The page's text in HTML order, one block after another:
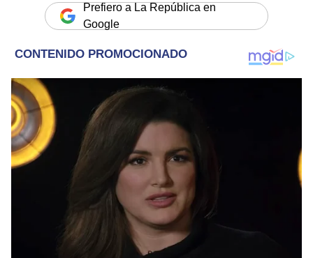
Prefiero a La República en
Google